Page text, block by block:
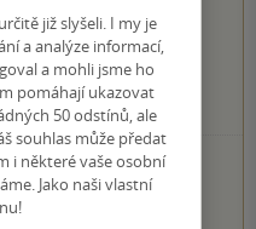
5 hvězdiček
KNIHY
již slyšeli. I my je
a analýze informací,
a mohli jsme ho
pomáhají ukazovat
50 odstínů, ale
souhlas může předat
i některé vaše osobní
Jako naši vlastní